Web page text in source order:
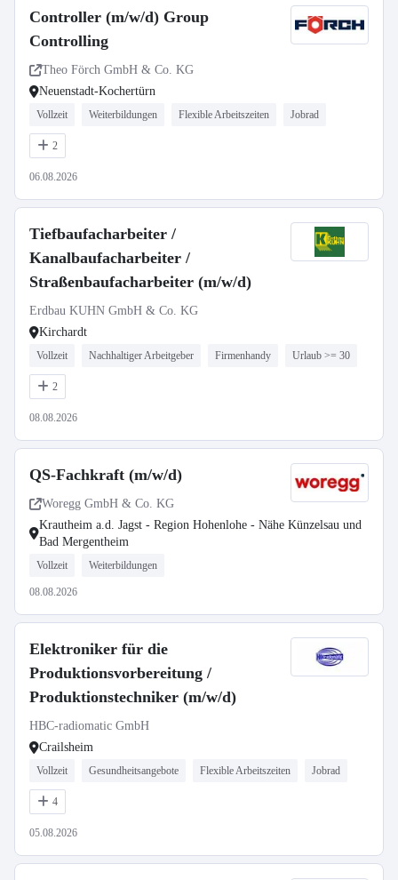
Controller (m/w/d) Group
Controlling
Theo Förch GmbH & Co. KG
Neuenstadt-Kochertürn
Vollzeit Weiterbildungen Flexible Arbeitszeiten Jobrad
2
06.08.2026
Tiefbaufacharbeiter /
Kanalbaufacharbeiter /
Straßenbaufacharbeiter (m/w/d)
Erdbau KUHN GmbH & Co. KG
Kirchardt
Vollzeit Nachhaltiger Arbeitgeber Firmenhandy Urlaub >= 30
2
08.08.2026
QS-Fachkraft (m/w/d)
Woregg GmbH & Co. KG
Krautheim a.d. Jagst - Region Hohenlohe - Nähe Künzelsau und
Bad Mergentheim
Vollzeit Weiterbildungen
08.08.2026
Elektroniker für die
Produktionsvorbereitung /
Produktionstechniker (m/w/d)
HBC-radiomatic GmbH
Crailsheim
Vollzeit Gesundheitsangebote Flexible Arbeitszeiten Jobrad
4
05.08.2026